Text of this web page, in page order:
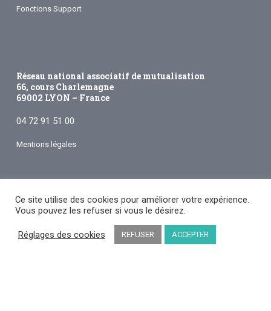
Fonctions Support
Réseau national associatif de mutualisation
66, cours Charlemagne
69002 LYON – France
04 72 91 51 00
Mentions légales
Devenir adhérent
Ce site utilise des cookies pour améliorer votre expérience.
Vous pouvez les refuser si vous le désirez.
Réglages des cookies REFUSER ACCEPTER